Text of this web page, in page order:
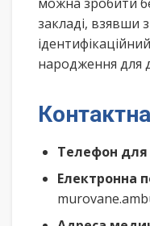
закладі, взявши
народження для
Телефон для
Електронна